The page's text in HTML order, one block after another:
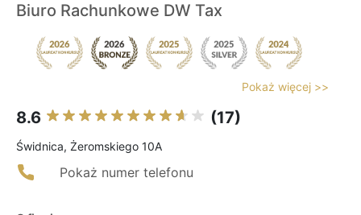
Biuro Rachunkowe DW Tax
Pokaż więcej >>
8.6 (17)
Świdnica, Żeromskiego 10A
Pokaż numer telefonu